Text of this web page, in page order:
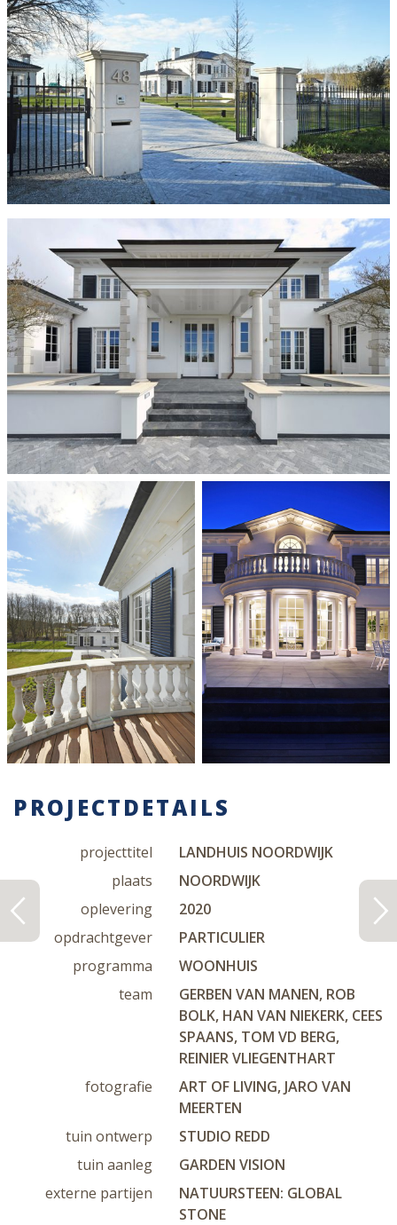
PROJECTDETAILS
projecttitel
LANDHUIS NOORDWIJK
plaats
NOORDWIJK
oplevering
2020
opdrachtgever
PARTICULIER
programma
WOONHUIS
team
GERBEN VAN MANEN, ROB
BOLK, HAN VAN NIEKERK, CEES
SPAANS, TOM VD BERG,
REINIER VLIEGENTHART
fotografie
ART OF LIVING, JARO VAN
MEERTEN
tuin ontwerp
STUDIO REDD
tuin aanleg
GARDEN VISION
externe partijen
NATUURSTEEN: GLOBAL
STONE